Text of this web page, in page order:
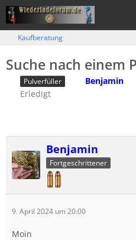
Kaufberatung
Suche nach einem
Pulverfüller Benjamin
Erledigt
Benjamin
Fortgeschrittener
9. April 2024 um 20:00
Moin